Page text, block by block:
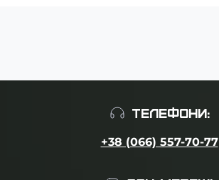
ТЕЛЕФОНИ:
+38 (066) 557-70-77